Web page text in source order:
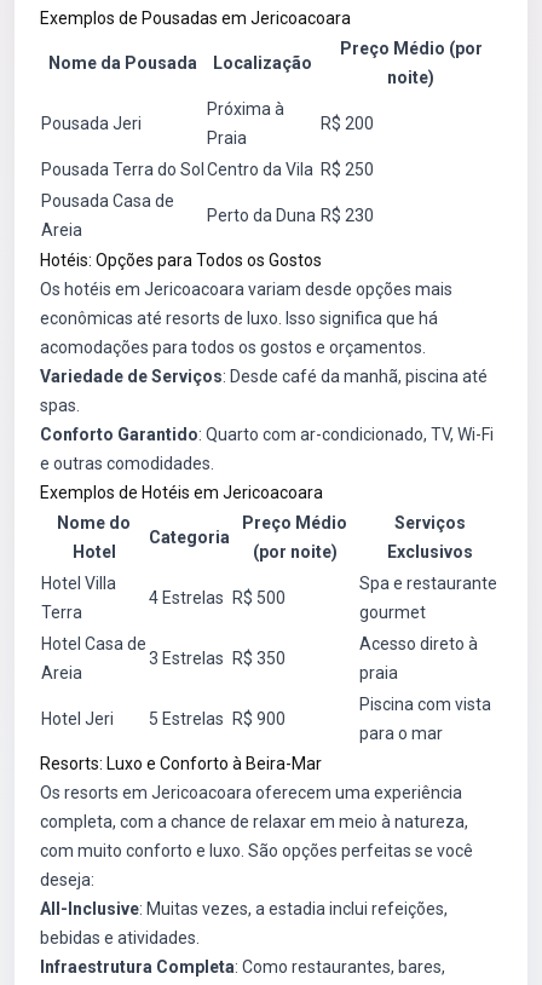
Exemplos de Pousadas em Jericoacoara
Nome da Pousada Localização
Preço Médio (por
noite)
Pousada Jeri
Próxima à
Praia
R$ 200
Pousada Terra do Sol Centro da Vila R$ 250
Pousada Casa de
Areia
Perto da Duna R$ 230
Hotéis: Opções para Todos os Gostos
Os hotéis em Jericoacoara variam desde opções mais
econômicas até resorts de luxo. Isso significa que há
acomodações para todos os gostos e orçamentos.
Variedade de Serviços: Desde café da manhã, piscina até
spas.
Conforto Garantido: Quarto com ar-condicionado, TV, Wi-Fi
e outras comodidades.
Exemplos de Hotéis em Jericoacoara
Nome do
Hotel
Categoria
Preço Médio
(por noite)
Serviços
Exclusivos
Hotel Villa
Terra
4 Estrelas R$ 500
Spa e restaurante
gourmet
Hotel Casa de
Areia
3 Estrelas R$ 350
Acesso direto à
praia
Hotel Jeri 5 Estrelas R$ 900
Piscina com vista
para o mar
Resorts: Luxo e Conforto à Beira-Mar
Os resorts em Jericoacoara oferecem uma experiência
completa, com a chance de relaxar em meio à natureza,
com muito conforto e luxo. São opções perfeitas se você
deseja:
All-Inclusive: Muitas vezes, a estadia inclui refeições,
bebidas e atividades.
Infraestrutura Completa: Como restaurantes, bares,